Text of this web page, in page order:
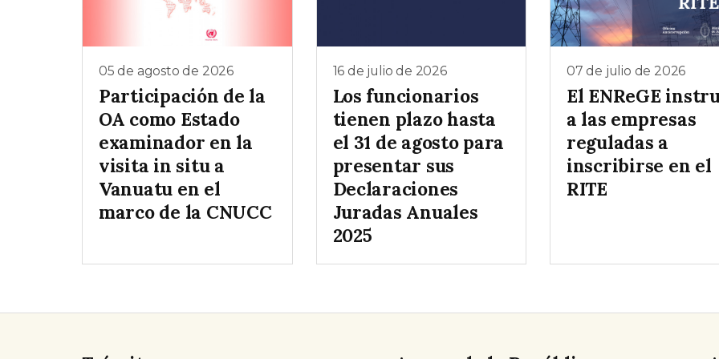
05 de agosto de 2026
Participación de la
OA como Estado
examinador en la
visita in situ a
Vanuatu en el
marco de la CNUCC
16 de julio de 2026
Los funcionarios
tienen plazo hasta
el 31 de agosto para
presentar sus
Declaraciones
Juradas Anuales
2025
07 de julio de 2026
El ENReGE
a las empresas
reguladas a
inscribirse en el
RITE